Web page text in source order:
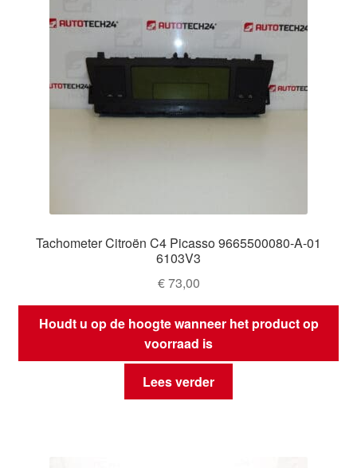
Tachometer Citroën C4 Picasso 9665500080-A-01
6103V3
€73,00
Houdt u op de hoogte wanneer het product op
voorraad is
Lees verder